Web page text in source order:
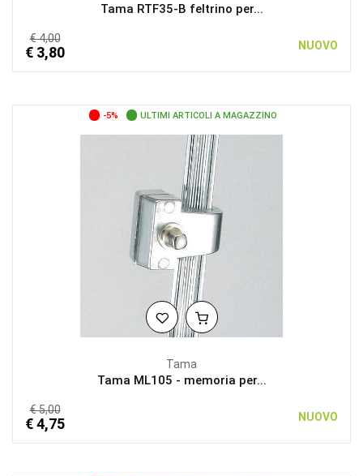
Tama RTF35-B feltrino per...
€ 4,00
€ 3,80 NUOVO
-5% ULTIMI ARTICOLI A MAGAZZINO
Tama
Tama ML105 - memoria per...
€ 5,00
€ 4,75 NUOVO